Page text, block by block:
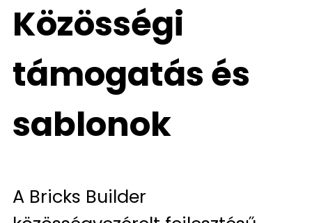
Közösségi
támogatás és
sablonok
A Bricks Builder